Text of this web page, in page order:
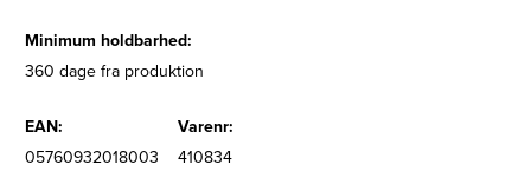
Minimum holdbarhed:
360 dage fra produktion
EAN:
Varenr:
05760932018003
410834